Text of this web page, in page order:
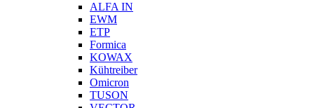
ALFA IN
EWM
ETP
Formica
KOWAX
Kühtreiber
Omicron
TUSON